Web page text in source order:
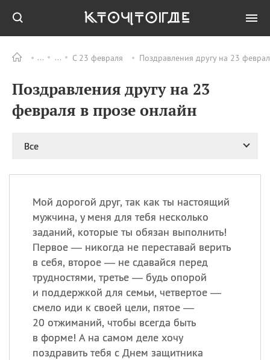
С 23 февраля Поздравления другу на 23
Поздравления другу на 23
февраля в прозе онлайн
Все
Мой дорогой друг, так как ты настоящий
мужчина, у меня для тебя несколько
заданий, которые ты обязан выполнить!
Первое — никогда не переставай верить
в себя, второе — не сдавайся перед
трудностями, третье — будь опорой
и поддержкой для семьи, четвертое —
смело иди к своей цели, пятое —
20 отжиманий, чтобы всегда быть
в форме! А на самом деле хочу
поздравить тебя с Днем защитника
ПРАЗДНИКИ Все
08.08 День «Счастье
случается» (Happiness
Happens Day)
великомученика
покровителя всех
врачей и целителя
09.08 День книголюбов (Book
Lovers Day)
ИМЕНА
Сегодня празднуют именины
Александр,Макар